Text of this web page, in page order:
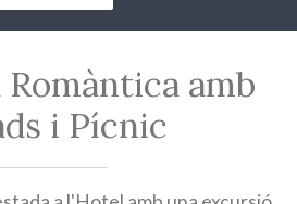
Romàntica amb
i Pícnic